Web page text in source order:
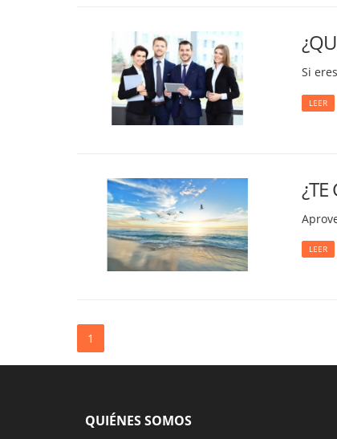
Si
LEER
¿TE
LEER
1
QUIÉNES SOMOS